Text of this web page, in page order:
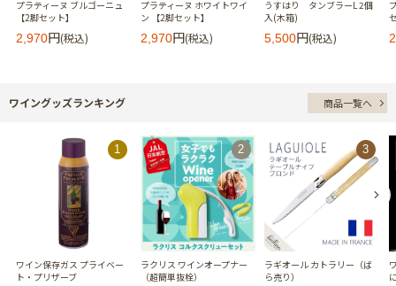
プラティーヌ ブルゴーニュ
【2脚セット】
2,970円(税込)
プラティーヌ ホワイトワイ
ン 【2脚セット】
2,970円(税込)
うすはり タンブラーL 2個
入(木箱)
5,500円(税込)
ワイングッズランキング 商品一覧へ
ワイン保存ガス プライベー
ト・プリザーブ
ラクリス ワインオープナー
（超簡単抜栓）
ラギオール カトラリー（ば
ら売り）